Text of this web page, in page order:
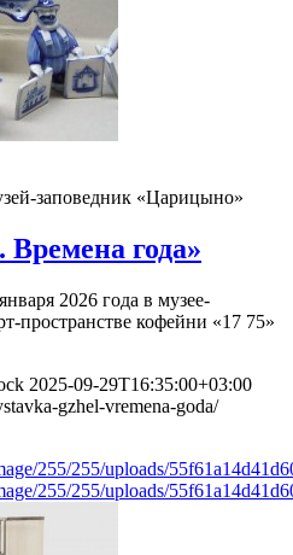
заповедник «Царицыно»
года»
2026 года в музее-
пространстве кофейни «17 75»
2025-09-29T16:35:00+03:00
gzhel-vremena-goda/
255/255/uploads/
255/255/uploads/